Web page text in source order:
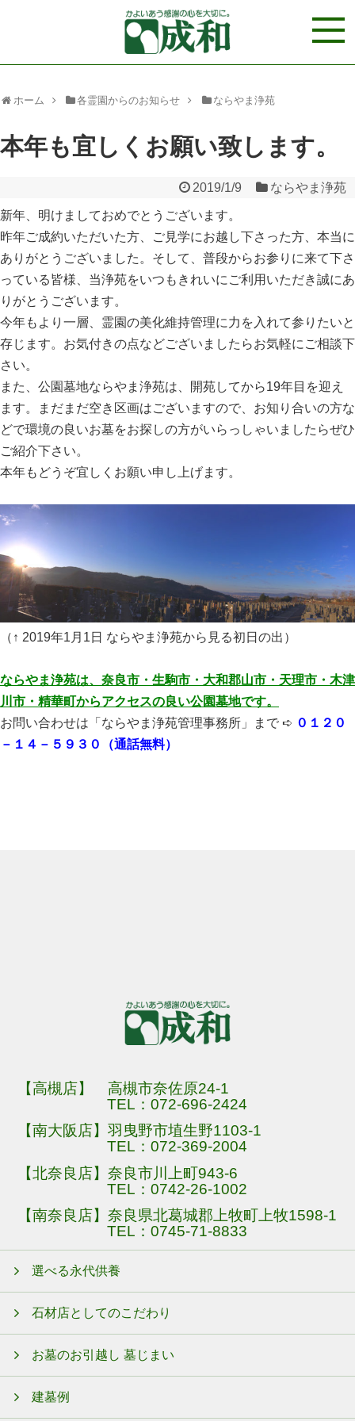
ホーム 各霊園からのお知らせ ならやま浄苑
本年も宜しくお願い致します。
2019/1/9 ならやま浄苑
新年、明けましておめでとうございます。
昨年ご成約いただいた方、ご見学にお越し下さった方、本当に
ありがとうございました。そして、普段からお参りに来て下さ
っている皆様、当浄苑をいつもきれいにご利用いただき誠にあ
りがとうございます。
今年もより一層、霊園の美化維持管理に力を入れて参りたいと
存じます。お気付きの点などございましたらお気軽にご相談下
さい。
また、公園墓地ならやま浄苑は、開苑してから19年目を迎え
ます。まだまだ空き区画はございますので、お知り合いの方な
どで環境の良いお墓をお探しの方がいらっしゃいましたらぜひ
ご紹介下さい。
本年もどうぞ宜しくお願い申し上げます。
（↑ 2019年1月1日 ならやま浄苑から見る初日の出）
ならやま浄苑は、奈良市・生駒市・大和郡山市・天理市・木津
川市・精華町からアクセスの良い公園墓地です。
お問い合わせは「ならやま浄苑管理事務所」まで ➪ ０１２０
－１４－５９３０（通話無料）
【高槻店】 高槻市奈佐原24-1
TEL：072-696-2424
【南大阪店】羽曳野市埴生野1103-1
TEL：072-369-2004
【北奈良店】奈良市川上町943-6
TEL：0742-26-1002
【南奈良店】奈良県北葛城郡上牧町上牧1598-1
TEL：0745-71-8833
選べる永代供養
石材店としてのこだわり
お墓のお引越し 墓じまい
建墓例